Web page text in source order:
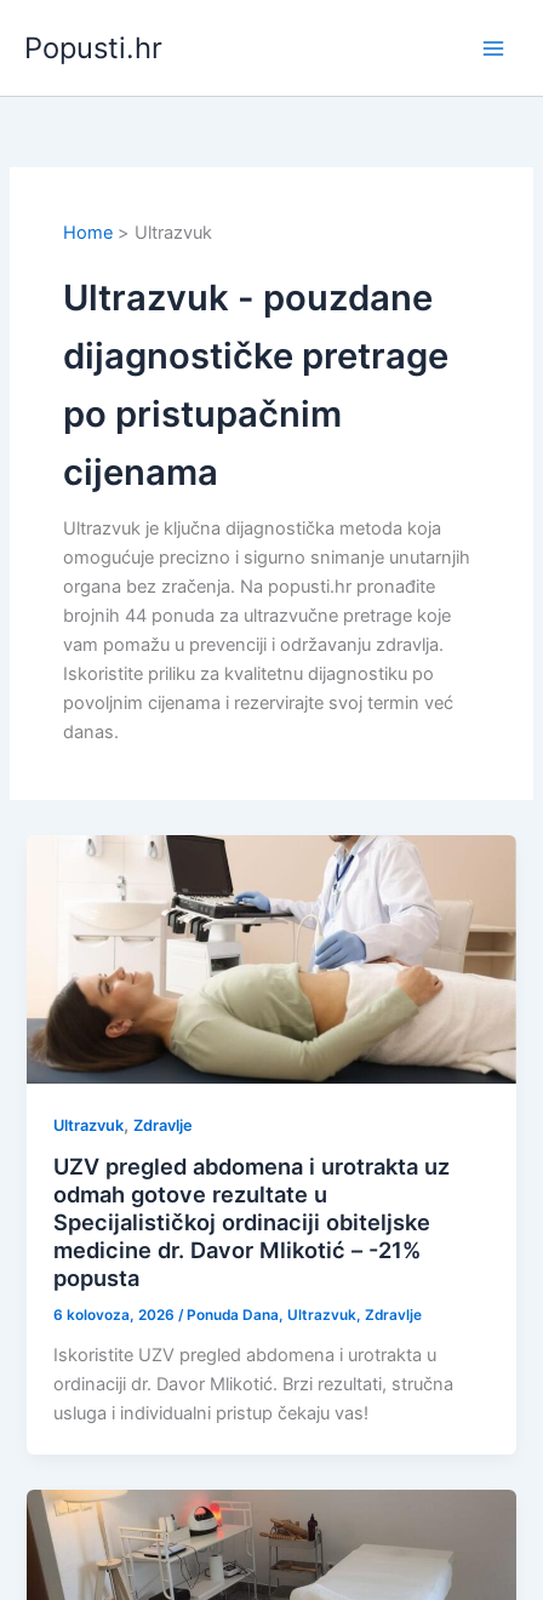
content
Popusti.hr
Home Ultrazvuk
Ultrazvuk - pouzdane
dijagnostičke pretrage
po pristupačnim
cijenama
Ultrazvuk je ključna dijagnostička metoda koja
omogućuje precizno i sigurno snimanje unutarnjih
organa bez zračenja. Na popusti.hr pronađite
brojnih 44 ponuda za ultrazvučne pretrage koje
vam pomažu u prevenciji i održavanju zdravlja.
Iskoristite priliku za kvalitetnu dijagnostiku po
povoljnim cijenama i rezervirajte svoj termin već
danas.
Ultrazvuk,Zdravlje
UZV pregled abdomena i urotrakta uz
odmah gotove rezultate u
Specijalističkoj ordinaciji obiteljske
medicine dr. Davor Mlikotić – -21%
popusta
6 kolovoza, 2026/ Ponuda Dana,Ultrazvuk,Zdravlje
Iskoristite UZV pregled abdomena i urotrakta u
ordinaciji dr. Davor Mlikotić. Brzi rezultati, stručna
usluga i individualni pristup čekaju vas!